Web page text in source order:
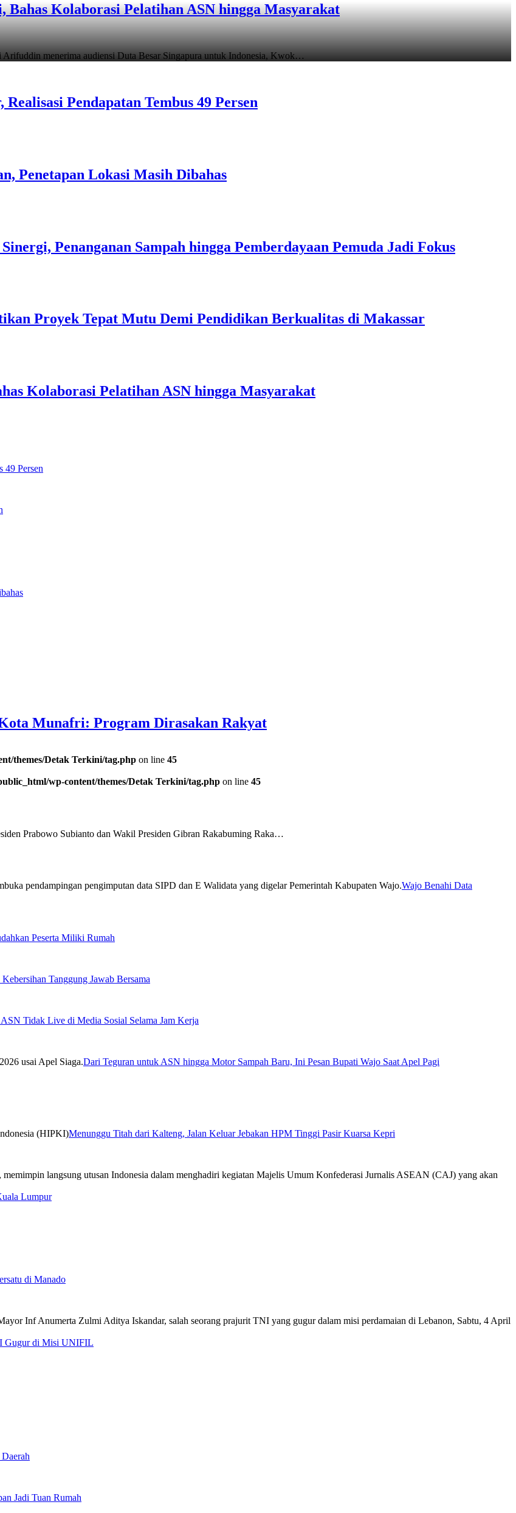
Kolaborasi Pelatihan ASN hingga Masyarakat
menerima audiensi Duta Besar Singapura untuk Indonesia, Kwok…
Pendapatan Tembus 49 Persen
Penetapan Lokasi Masih Dibahas
Penanganan Sampah hingga Pemberdayaan Pemuda Jadi Fokus
Proyek Tepat Mutu Demi Pendidikan Berkualitas di Makassar
Kolaborasi Pelatihan ASN hingga Masyarakat
49 Persen
Munafri: Program Dirasakan Rakyat
themes/Detak Terkini/tag.php on line 45
wp-content/themes/Detak Terkini/tag.php on line 45
Prabowo Subianto dan Wakil Presiden Gibran Rakabuming Raka…
Wajo Benahi Data
Peserta Miliki Rumah
Tanggung Jawab Bersama
Tidak Live di Media Sosial Selama Jam Kerja
Dari Teguran untuk ASN hingga Motor Sampah Baru, Ini Pesan Bupati Wajo Saat Apel Pagi
Menunggu Titah dari Kalteng, Jalan Keluar Jebakan HPM Tinggi Pasir Kuarsa Kepri
Lumpur
di Manado
Gugur di Misi UNIFIL
Jadi Tuan Rumah